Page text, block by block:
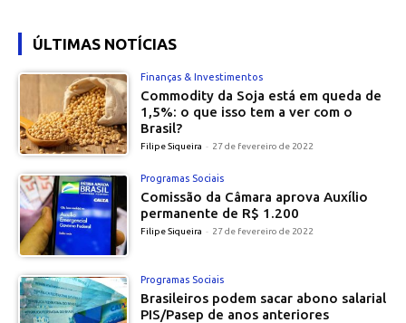
ÚLTIMAS NOTÍCIAS
Finanças & Investimentos
Commodity da Soja está em queda de
1,5%: o que isso tem a ver com o
Brasil?
Filipe Siqueira - 27 de fevereiro de 2022
Programas Sociais
Comissão da Câmara aprova Auxílio
permanente de R$ 1.200
Filipe Siqueira - 27 de fevereiro de 2022
Programas Sociais
Brasileiros podem sacar abono salarial
PIS/Pasep de anos anteriores